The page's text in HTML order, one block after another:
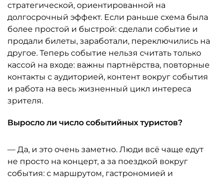
стратегической, ориентированной на
долгосрочный эффект. Если раньше схема была
более простой и быстрой: сделали событие и
продали билеты, заработали, переключились на
другое. Теперь событие нельзя считать только
кассой на входе: важны партнёрства, повторные
контакты с аудиторией, контент вокруг события
и работа на весь жизненный цикл интереса
зрителя.
Выросло ли число событийных туристов?
— Да, и это очень заметно. Люди всё чаще едут
не просто на концерт, а за поездкой вокруг
события: с маршрутом, гастрономией и